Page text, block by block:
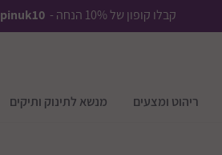
קבלו קופון של 10% הנחה - pinuk10
ריהוט ומצעים מנשא לתינוק ותיקים